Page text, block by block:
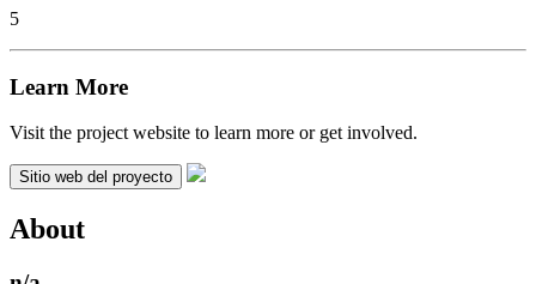
5
Learn More
Visit the project website to learn more or get involved.
Sitio web del proyecto
About